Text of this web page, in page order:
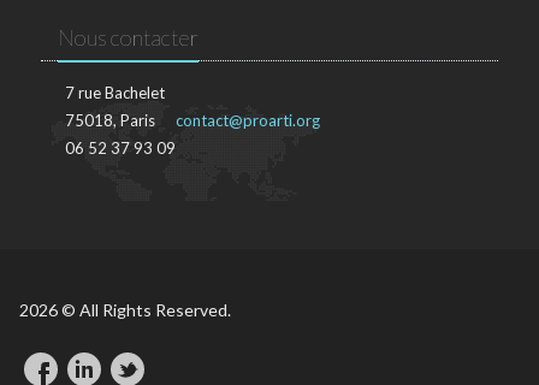
Nous contacter
7 rue Bachelet
75018, Paris
06 52 37 93 09
contact@proarti.org
2026 © All Rights Reserved.